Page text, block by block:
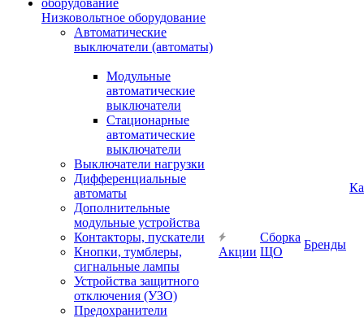
Низковольтное оборудование
Автоматические
выключатели (автоматы)
Модульные
автоматические
выключатели
Стационарные
автоматические
выключатели
Выключатели нагрузки
Дифференциальные
автоматы
Дополнительные
модульные устройства
Контакторы, пускатели
Кнопки, тумблеры,
сигнальные лампы
Устройства защитного
отключения (УЗО)
Предохранители
Акции
Сборка
ЩО
Бренды